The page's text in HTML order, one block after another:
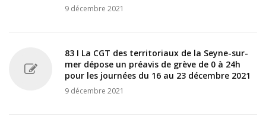
9 décembre 2021
83 I La CGT des territoriaux de la Seyne-sur-
mer dépose un préavis de grève de 0 à 24h
pour les journées du 16 au 23 décembre 2021
9 décembre 2021